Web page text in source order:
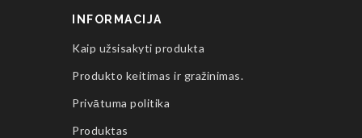
INFORMACIJA
Kaip užsisakyti produkta
Produkto keitimas ir gražinimas.
Privātuma politika
Produktas